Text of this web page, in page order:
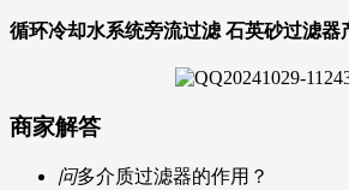
循环冷却水系统旁流过滤 石英砂过滤器
商家解答
问多介质过滤器的作用？